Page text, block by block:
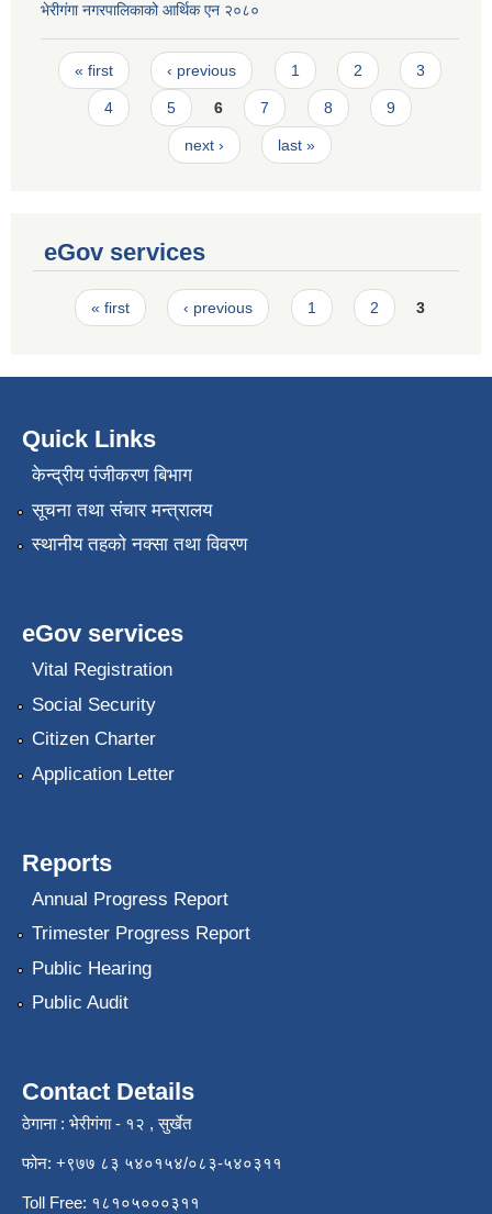
भेरीगंगा नगरपालिकाको आर्थिक एन २०८०
Pages
« first ‹ previous 1 2 3
4 5 6 7 8 9
next › last »
eGov services
Pages
« first ‹ previous 1 2 3
Quick Links
केन्द्रीय पंजीकरण बिभाग
सूचना तथा संचार मन्त्रालय
स्थानीय तहको नक्सा तथा विवरण
eGov services
Vital Registration
Social Security
Citizen Charter
Application Letter
Reports
Annual Progress Report
Trimester Progress Report
Public Hearing
Public Audit
Contact Details
ठेगाना : भेरीगंगा - १२ , सुर्खेत
फोन: +९७७ ८३ ५४०१५४/०८३-५४०३११
Toll Free: १८१०५०००३११